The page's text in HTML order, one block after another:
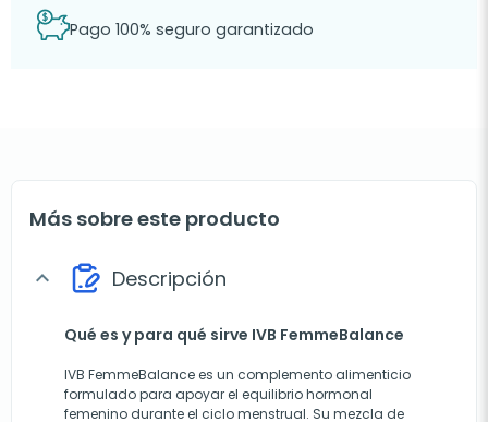
Pago 100% seguro garantizado
Más sobre este producto
expand_more Descripción
Qué es y para qué sirve IVB FemmeBalance
IVB FemmeBalance es un complemento alimenticio
formulado para apoyar el equilibrio hormonal
femenino durante el ciclo menstrual. Su mezcla de